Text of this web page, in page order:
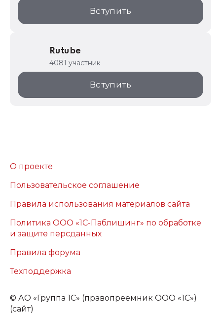
Вступить
Rutube
4081 участник
Вступить
О проекте
Пользовательское соглашение
Правила использования материалов сайта
Политика ООО «1С-Паблишинг» по обработке
и защите персданных
Правила форума
Техподдержка
© АО «Группа 1С» (правопреемник ООО «1С»)
(сайт)